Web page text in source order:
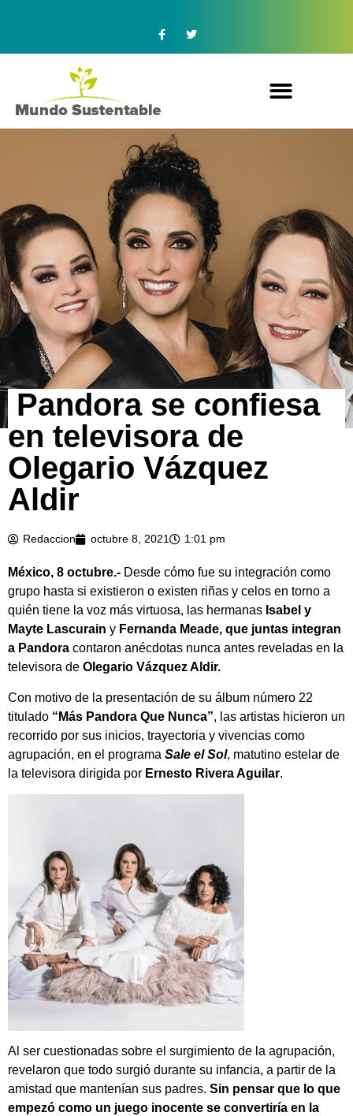
Pandora se confiesa
en televisora de
Olegario Vázquez
Aldir
Redaccion octubre 8, 2021 1:01 pm
México, 8 octubre.- Desde cómo fue su integración como
grupo hasta si existieron o existen riñas y celos en torno a
quién tiene la voz más virtuosa, las hermanas Isabel y
Mayte Lascurain y Fernanda Meade, que juntas integran
a Pandora contaron anécdotas nunca antes reveladas en la
televisora de Olegario Vázquez Aldir.
Con motivo de la presentación de su álbum número 22
titulado “Más Pandora Que Nunca”, las artistas hicieron un
recorrido por sus inicios, trayectoria y vivencias como
agrupación, en el programa Sale el Sol, matutino estelar de
la televisora dirigida por Ernesto Rivera Aguilar.
Al ser cuestionadas sobre el surgimiento de la agrupación,
revelaron que todo surgió durante su infancia, a partir de la
amistad que mantenían sus padres. Sin pensar que lo que
empezó como un juego inocente se convertiría en la